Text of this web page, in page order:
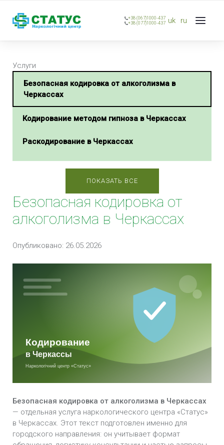
+38 (067)1000-437
+38 (077)1000-437 uk ru
Услуги
Безопасная кодировка от алкоголизма в
Черкассах
Кодирование методом гипноза в Черкассах
Раскодирование в Черкассах
Черкассах
Срочное кодирование от алкоголизма в
Черкассах
Анонимная кодировка от алкоголизма в
Вшивание ампулы от алкоголизма (Подшивка) в
Кодирование Препаратом «Аквилонг» в
Черкассах
Черкассах
Кодирование препаратом Вивитрол в
Черкассах
ПОКАЗАТЬ ВСЕ
Безопасная кодировка от
алкоголизма в Черкассах
Опубликовано: 26.05.2026
Безопасная кодировка от алкоголизма в Черкассах
— отдельная услуга наркологического центра «Статус»
в Черкассах. Этот текст подготовлен именно для
городского направления: он учитывает формат